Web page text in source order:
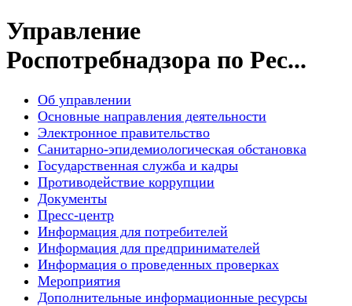
Управление
Роспотребнадзора по Рес...
Об управлении
Основные направления деятельности
Электронное правительство
Санитарно-эпидемиологическая обстановка
Государственная служба и кадры
Противодействие коррупции
Документы
Пресс-центр
Информация для потребителей
Информация для предпринимателей
Информация о проведенных проверках
Мероприятия
Дополнительные информационные ресурсы